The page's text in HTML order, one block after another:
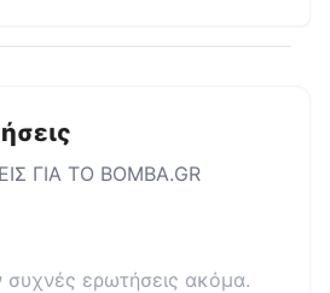
ΓΙΑ ΤΟ BOMBA.GR
ερωτήσεις ακόμα.